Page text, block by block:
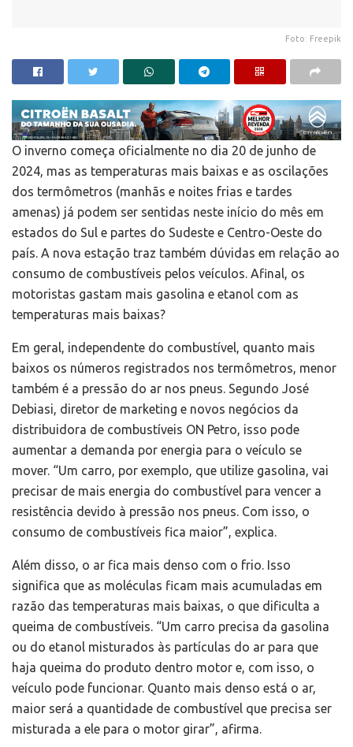
Foto: Freepik
O inverno começa oficialmente no dia 20 de junho de
2024, mas as temperaturas mais baixas e as oscilações
dos termômetros (manhãs e noites frias e tardes
amenas) já podem ser sentidas neste início do mês em
estados do Sul e partes do Sudeste e Centro-Oeste do
país. A nova estação traz também dúvidas em relação ao
consumo de combustíveis pelos veículos. Afinal, os
motoristas gastam mais gasolina e etanol com as
temperaturas mais baixas?
Em geral, independente do combustível, quanto mais
baixos os números registrados nos termômetros, menor
também é a pressão do ar nos pneus. Segundo José
Debiasi, diretor de marketing e novos negócios da
distribuidora de combustíveis ON Petro, isso pode
aumentar a demanda por energia para o veículo se
mover. “Um carro, por exemplo, que utilize gasolina, vai
precisar de mais energia do combustível para vencer a
resistência devido à pressão nos pneus. Com isso, o
consumo de combustíveis fica maior”, explica.
Além disso, o ar fica mais denso com o frio. Isso
significa que as moléculas ficam mais acumuladas em
razão das temperaturas mais baixas, o que dificulta a
queima de combustíveis. “Um carro precisa da gasolina
ou do etanol misturados às partículas do ar para que
haja queima do produto dentro motor e, com isso, o
veículo pode funcionar. Quanto mais denso está o ar,
maior será a quantidade de combustível que precisa ser
misturada a ele para o motor girar”, afirma.